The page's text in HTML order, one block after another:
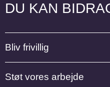
DU KAN
Bliv frivillig
Støt vores arbejde